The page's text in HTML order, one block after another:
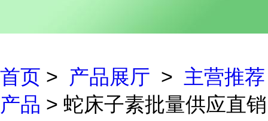
首页 > 产品展厅 > 主营推荐
产品 > 蛇床子素批量供应直销